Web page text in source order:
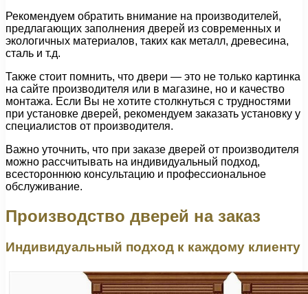
Рекомендуем обратить внимание на производителей,
предлагающих заполнения дверей из современных и
экологичных материалов, таких как металл, древесина,
сталь и т.д.
Также стоит помнить, что двери — это не только картинка
на сайте производителя или в магазине, но и качество
монтажа. Если Вы не хотите столкнуться с трудностями
при установке дверей, рекомендуем заказать установку у
специалистов от производителя.
Важно уточнить, что при заказе дверей от производителя
можно рассчитывать на индивидуальный подход,
всестороннюю консультацию и профессиональное
обслуживание.
Производство дверей на заказ
Индивидуальный подход к каждому клиенту